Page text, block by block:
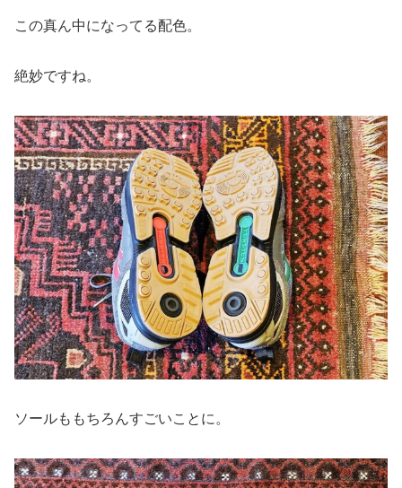
この真ん中になってる配色。
絶妙ですね。
ソールももちろんすごいことに。